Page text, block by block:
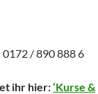
0172 / 890 888 6
ihr hier:‘Kurse &